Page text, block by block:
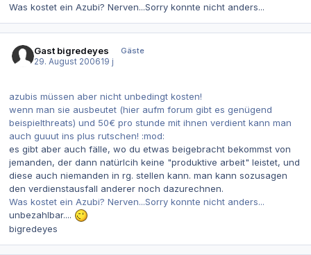
Was kostet ein Azubi? Nerven...Sorry konnte nicht anders...
Gast bigredeyes
Gäste
29. August 200619 j
azubis müssen aber nicht unbedingt kosten!
wenn man sie ausbeutet (hier aufm forum gibt es genügend
beispielthreats) und 50€ pro stunde mit ihnen verdient kann man
auch guuut ins plus rutschen! :mod:
es gibt aber auch fälle, wo du etwas beigebracht bekommst von
jemanden, der dann natürlcih keine "produktive arbeit" leistet, und
diese auch niemanden in rg. stellen kann. man kann sozusagen
den verdienstausfall anderer noch dazurechnen.
Was kostet ein Azubi? Nerven...Sorry konnte nicht anders...
unbezahlbar....
bigredeyes